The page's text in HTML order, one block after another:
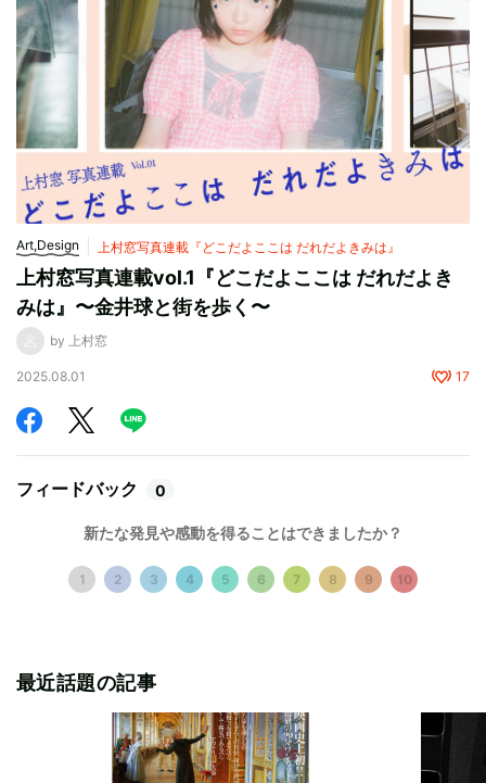
Art,Design 上村窓写真連載『どこだよここは だれだよきみは』
上村窓写真連載vol.1『どこだよここは だれだよき
みは』〜金井球と街を歩く〜
by 上村窓
2025.08.01 17
フィードバック 0
新たな発見や感動を得ることはできましたか？
1 2 3 4 5 6 7 8 9 10
最近話題の記事